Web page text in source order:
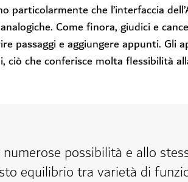
particolarmente che l’interfaccia
Come finora, giudici e
passaggi e aggiungere appunti. Gli
ciò che conferisce molta flessibilità
numerose possibilità e allo
equilibrio tra varietà di